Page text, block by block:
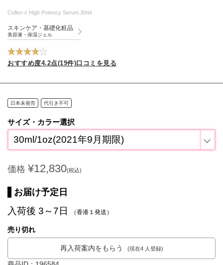
Cellex-c High Potency Serum 30ml
スキンケア・基礎化粧品
美容液・保湿ジェル
おすすめ度4.2点(19件)口コミを見る
日本未発売 代引き不可
サイズ・カラー選択
30ml/1oz(2021年9月期限)
価格 ¥12,830(税込)
お届け予定日
入荷後 3～7日 （香港１発送）
売り切れ
再入荷案内をもらう (現在4 人登録)